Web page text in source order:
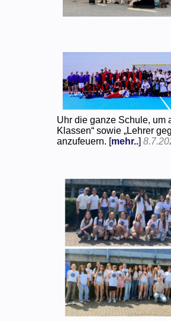
Uhr die ganze Schule, um
Klassen“ sowie „Lehrer
anzufeuern. [mehr..]